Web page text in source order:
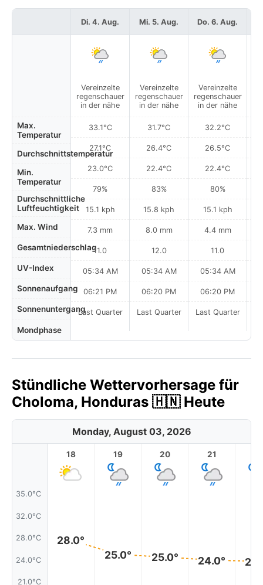
Max.
Temperatur
Durchschnittstemperatur
Min.
Temperatur
Durchschnittliche
Luftfeuchtigkeit
Max. Wind
Gesamtniederschlag
UV-Index
Sonnenaufgang
Sonnenuntergang
Mondphase
Di. 4. Aug.
Vereinzelte
regenschauer
in der nähe
33.1°C
27.1°C
23.0°C
79%
15.1 kph
7.3 mm
11.0
05:34 AM
06:21 PM
Last Quarter
Mi. 5. Aug.
Vereinzelte
regenschauer
in der nähe
31.7°C
26.4°C
22.4°C
83%
15.8 kph
8.0 mm
12.0
05:34 AM
06:20 PM
Last Quarter
Do. 6. Aug.
Vereinzelte
regenschauer
in der nähe
32.2°C
26.5°C
22.4°C
80%
15.1 kph
4.4 mm
11.0
05:34 AM
06:20 PM
Last Quarter
Stündliche Wettervorhersage für
Choloma, Honduras 🇭🇳 Heute
Monday, August 03, 2026
35.0°C
32.0°C
28.0°C
24.0°C
21.0°C
18
28.0°
19
25.0°
20
25.0°
21
24.0°